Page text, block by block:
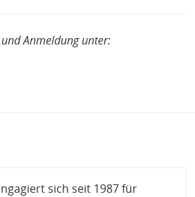
Anmeldung unter:
sich seit 1987 für